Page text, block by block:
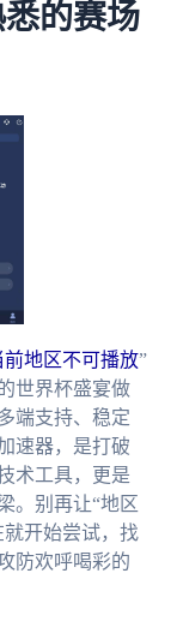
的赛场
地区不可播放”
世界杯盛宴做
端支持、稳定
速器，是打破
术工具，更是
。别再让“地区
开始尝试，找
防欢呼喝彩的